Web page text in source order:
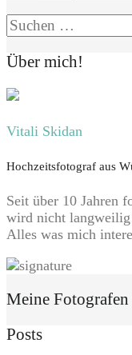
Suchen
nach:
Über mich!
Vitali Skidan
Hochzeitsfotograf aus
Seit über 10 Jahren
wird nicht
Alles was mich
Meine Fotografen
Posts